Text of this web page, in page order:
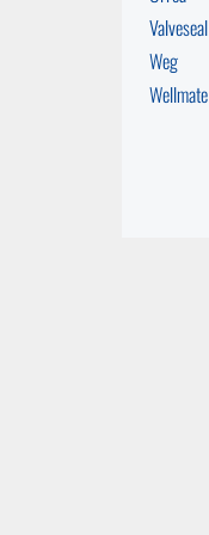
Valveseal
Weg
Wellmate